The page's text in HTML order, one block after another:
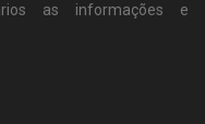
as informações e